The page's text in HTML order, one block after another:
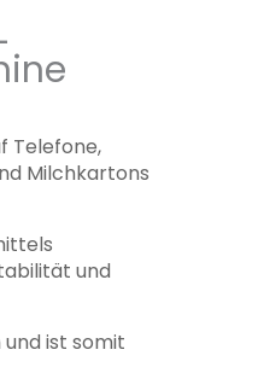
Telefone,
Milchkartons
und
ist somit